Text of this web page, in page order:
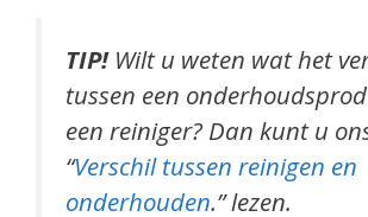
TIP! Wilt u weten wat het
tussen een
een reiniger? Dan kunt u
“Verschil tussen reinigen en
onderhouden.” lezen.